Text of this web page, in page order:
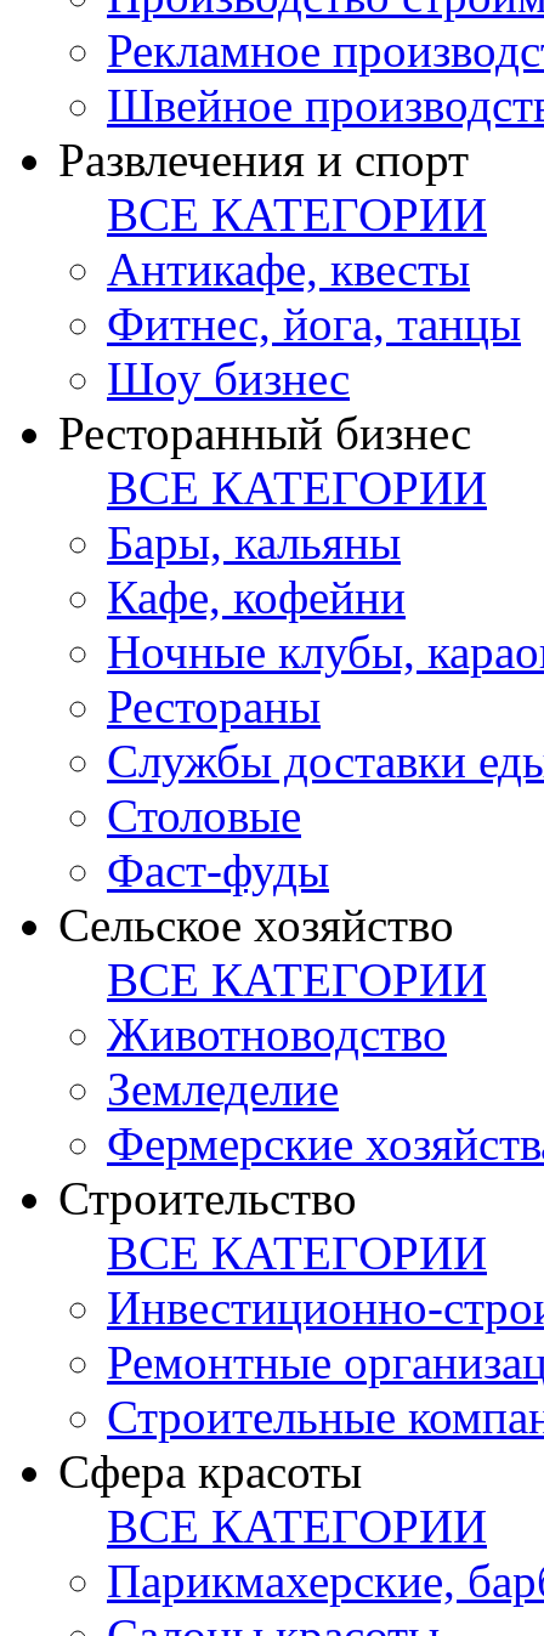
Рекламное
Швейное
Развлечения и спорт
ВСЕ КАТЕГОРИИ
Антикафе, квесты
Фитнес, йога, танцы
Шоу бизнес
Ресторанный бизнес
ВСЕ КАТЕГОРИИ
Бары, кальяны
Кафе, кофейни
Ночные клубы,
Рестораны
Службы доставки
Столовые
Фаст-фуды
Сельское хозяйство
ВСЕ КАТЕГОРИИ
Животноводство
Земледелие
Фермерские
Строительство
ВСЕ КАТЕГОРИИ
Инвестиционно-
Ремонтные
Строительные
Сфера красоты
ВСЕ КАТЕГОРИИ
Парикмахерские,